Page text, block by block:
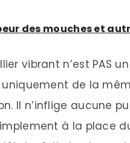
des mouches et
vibrant n’est PAS
de la
Il n’inflige aucune
à la place